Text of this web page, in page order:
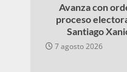
Avanza con
proceso
Santiago
7 agosto 2026